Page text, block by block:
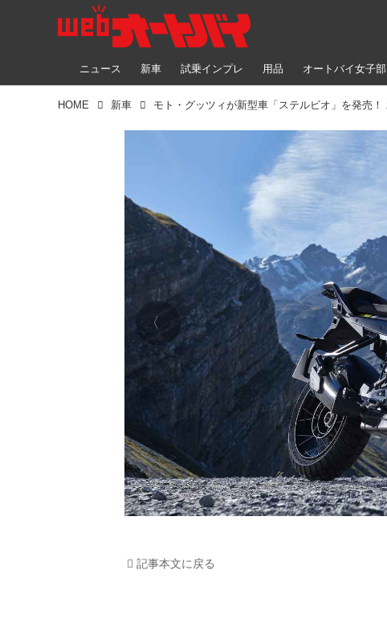
ニュース 新車 試乗インプレ 用品 オートバイ女子部
HOME 新車
記事本文に戻る